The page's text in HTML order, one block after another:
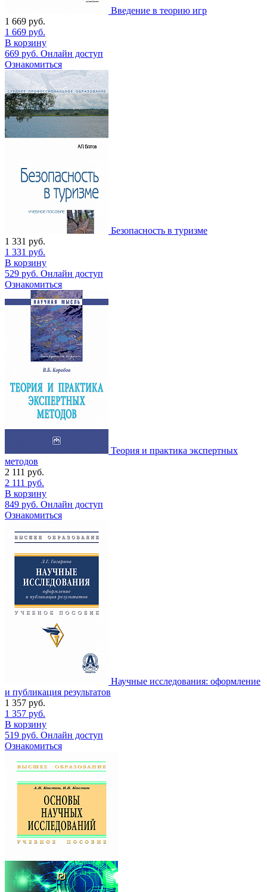
Введение в теорию игр
1 669 руб.
1 669 руб.
В корзину
669 руб. Онлайн доступ
Ознакомиться
Безопасность в туризме
1 331 руб.
1 331 руб.
В корзину
529 руб. Онлайн доступ
Ознакомиться
Теория и практика экспертных
методов
2 111 руб.
2 111 руб.
В корзину
849 руб. Онлайн доступ
Ознакомиться
Научные исследования: оформление
и публикация результатов
1 357 руб.
1 357 руб.
В корзину
519 руб. Онлайн доступ
Ознакомиться